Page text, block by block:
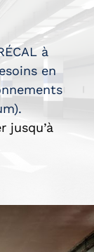
à
en
jusqu’à